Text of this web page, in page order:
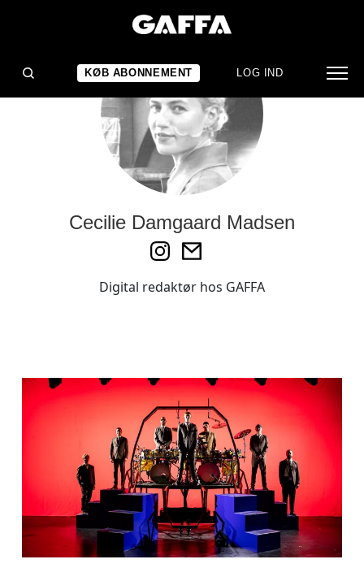
KØB ABONNEMENT LOG IND
Cecilie Damgaard Madsen
Digital redaktør hos GAFFA